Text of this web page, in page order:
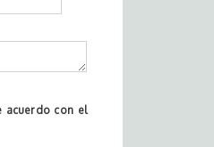
acuerdo con el